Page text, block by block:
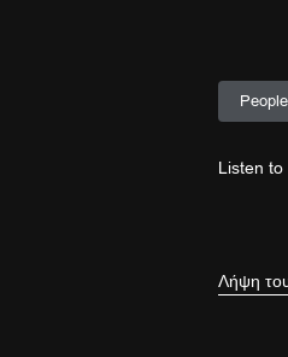
People
Listen
Λήψη
,